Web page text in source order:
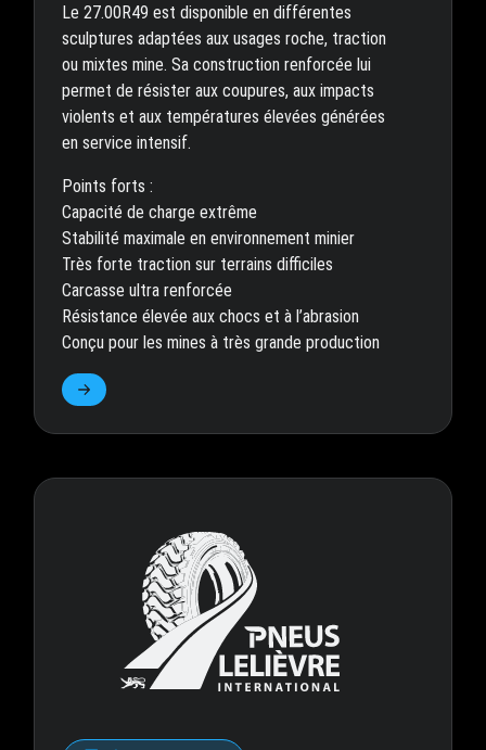
Le 27.00R49 est disponible en différentes
sculptures adaptées aux usages roche, traction
ou mixtes mine. Sa construction renforcée lui
permet de résister aux coupures, aux impacts
violents et aux températures élevées générées
en service intensif.
Points forts :
Capacité de charge extrême
Stabilité maximale en environnement minier
Très forte traction sur terrains difficiles
Carcasse ultra renforcée
Résistance élevée aux chocs et à l’abrasion
Conçu pour les mines à très grande production